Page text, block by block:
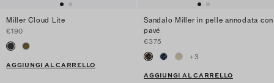
Miller Cloud Lite
€190
AGGIUNGI AL CARRELLO
Sandalo Miller in pelle annodata con
pavé
€375
+3
AGGIUNGI AL CARRELLO